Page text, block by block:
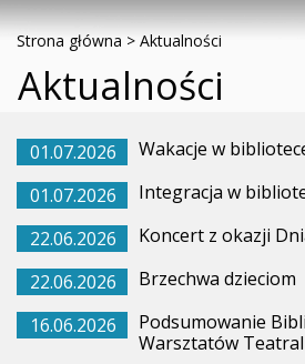
Strona główna > Aktualności
Aktualności
01.07.2026
Wakacje w
01.07.2026
Integracja w
22.06.2026
Koncert z okazji
22.06.2026
Brzechwa dzieciom
16.06.2026
Podsumowanie
Warsztatów